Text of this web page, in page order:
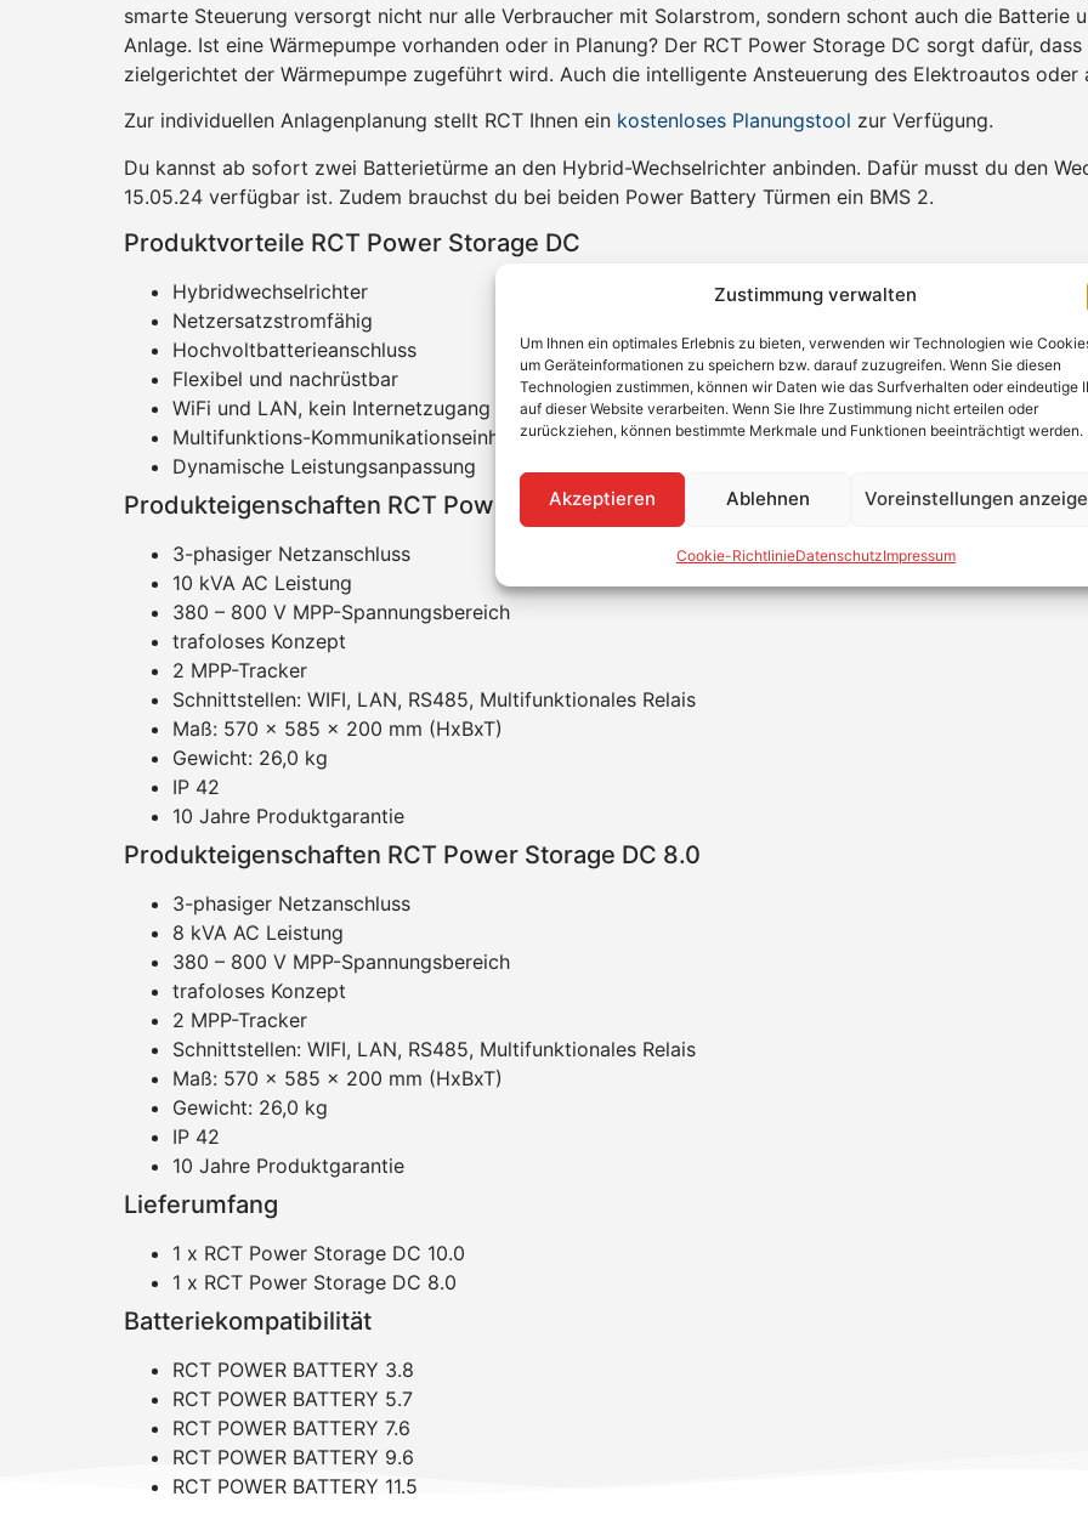
Zustimmung verwalten
Um Ihnen ein optimales Erlebnis zu bieten, verwenden wir Technologien wie
um Geräteinformationen zu speichern bzw. darauf zuzugreifen. Wenn Sie diesen
Technologien zustimmen, können wir Daten wie das Surfverhalten oder eindeutige
auf dieser Website verarbeiten. Wenn Sie Ihre Zustimmung nicht erteilen oder
zurückziehen, können bestimmte Merkmale und Funktionen beeinträchtigt werden.
Akzeptieren Ablehnen Voreinstellungen
Cookie-RichtlinieDatenschutzImpressum
smarte Steuerung versorgt nicht nur alle Verbraucher mit Solarstrom, sondern schont auch die
Anlage. Ist eine Wärmepumpe vorhanden oder in Planung? Der RCT Power Storage DC sorgt dafür,
zielgerichtet der Wärmepumpe zugeführt wird. Auch die intelligente Ansteuerung des Elektroautos
Zur individuellen Anlagenplanung stellt RCT Ihnen ein kostenloses Planungstool zur Verfügung.
Du kannst ab sofort zwei Batterietürme an den Hybrid-Wechselrichter anbinden. Dafür musst du den
15.05.24 verfügbar ist. Zudem brauchst du bei beiden Power Battery Türmen ein BMS 2.
Produktvorteile RCT Power Storage DC
Hybridwechselrichter
Netzersatzstromfähig
Hochvoltbatterieanschluss
Flexibel und nachrüstbar
WiFi und LAN, kein Internetzugang erforderlich
Multifunktions-Kommunikationseinheit zum Anschluss verschiedener Zusatzgeräte
Dynamische Leistungsanpassung
Produkteigenschaften RCT Power Storage DC 10.0
3-phasiger Netzanschluss
10 kVA AC Leistung
380 – 800 V MPP-Spannungsbereich
trafoloses Konzept
2 MPP-Tracker
Schnittstellen: WIFI, LAN, RS485, Multifunktionales Relais
Maß: 570 x 585 x 200 mm (HxBxT)
Gewicht: 26,0 kg
IP 42
10 Jahre Produktgarantie
Produkteigenschaften RCT Power Storage DC 8.0
3-phasiger Netzanschluss
8 kVA AC Leistung
380 – 800 V MPP-Spannungsbereich
trafoloses Konzept
2 MPP-Tracker
Schnittstellen: WIFI, LAN, RS485, Multifunktionales Relais
Maß: 570 x 585 x 200 mm (HxBxT)
Gewicht: 26,0 kg
IP 42
10 Jahre Produktgarantie
Lieferumfang
1 x RCT Power Storage DC 10.0
1 x RCT Power Storage DC 8.0
Batteriekompatibilität
RCT POWER BATTERY 3.8
RCT POWER BATTERY 5.7
RCT POWER BATTERY 7.6
RCT POWER BATTERY 9.6
RCT POWER BATTERY 11.5